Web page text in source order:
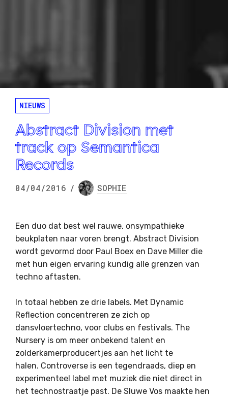
NIEUWS
Abstract Division met
track op Semantica
Records
04/04/2016 / SOPHIE
Een duo dat best wel rauwe, onsympathieke
beukplaten naar voren brengt. Abstract Division
wordt gevormd door Paul Boex en Dave Miller die
met hun eigen ervaring kundig alle grenzen van
techno aftasten.
In totaal hebben ze drie labels. Met Dynamic
Reflection concentreren ze zich op
dansvloertechno, voor clubs en festivals. The
Nursery is om meer onbekend talent en
zolderkamerproducertjes aan het licht te
halen. Controverse is een tegendraads, diep en
experimenteel label met muziek die niet direct in
het technostraatje past. De Sluwe Vos maakte hen